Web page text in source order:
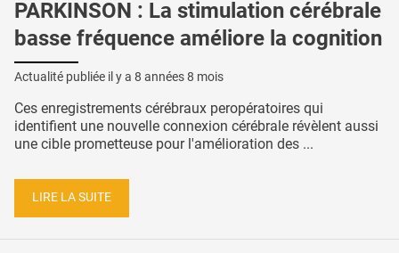
PARKINSON : La stimulation cérébrale
basse fréquence améliore la cognition
Actualité publiée il y a 8 années 8 mois
Ces enregistrements cérébraux peropératoires qui
identifient une nouvelle connexion cérébrale révèlent aussi
une cible prometteuse pour l'amélioration des ...
LIRE LA SUITE